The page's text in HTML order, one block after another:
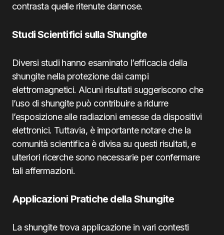
contrasta quelle ritenute dannose.
Studi Scientifici sulla Shungite
Diversi studi hanno esaminato l’efficacia della
shungite nella protezione dai campi
elettromagnetici. Alcuni risultati suggeriscono che
l’uso di shungite può contribuire a ridurre
l’esposizione alle radiazioni emesse da dispositivi
elettronici. Tuttavia, è importante notare che la
comunità scientifica è divisa su questi risultati, e
ulteriori ricerche sono necessarie per confermare
tali affermazioni.
Applicazioni Pratiche della Shungite
La shungite trova applicazione in vari contesti